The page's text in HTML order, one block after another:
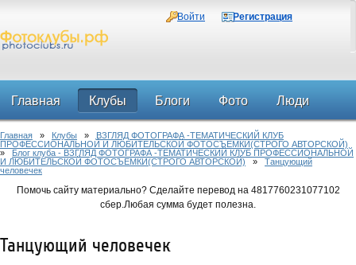
Войти Регистрация
Главная Клубы Блоги Фото Люди
Форум
Главная » Клубы » ВЗГЛЯД ФОТОГРАФА -ТЕМАТИЧЕСКИЙ КЛУБ
ПРОФЕССИОНАЛЬНОЙ И ЛЮБИТЕЛЬСКОЙ ФОТОСЪЕМКИ(СТРОГО АВТОРСКОЙ)
» Блог клуба - ВЗГЛЯД ФОТОГРАФА -ТЕМАТИЧЕСКИЙ КЛУБ ПРОФЕССИОНАЛЬНОЙ
И ЛЮБИТЕЛЬСКОЙ ФОТОСЪЕМКИ(СТРОГО АВТОРСКОЙ) » Танцующий
человечек
Помочь сайту материально? Сделайте перевод на 4817760231077102
сбер.Любая сумма будет полезна.
Танцующий человечек